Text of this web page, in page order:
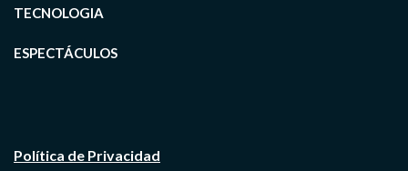
TECNOLOGIA
ESPECTÁCULOS
Política de Privacidad